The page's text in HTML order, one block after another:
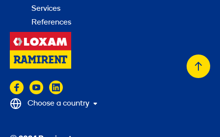
Services
References
Back
Choose a country